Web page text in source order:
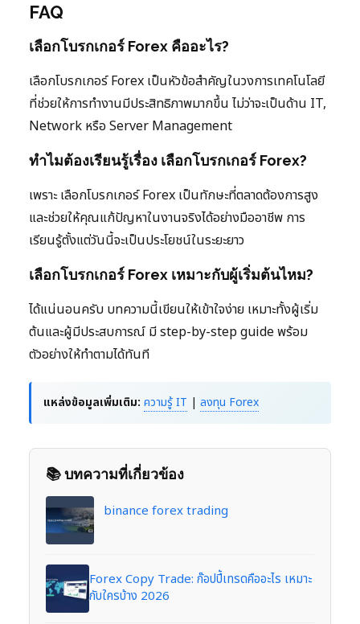
FAQ
เลือกโบรกเกอร์ Forex คืออะไร?
เลือกโบรกเกอร์ Forex เป็นหัวข้อสำคัญในวงการเทคโนโลยี
ที่ช่วยให้การทำงานมีประสิทธิภาพมากขึ้น ไม่ว่าจะเป็นด้าน IT,
Network หรือ Server Management
ทำไมต้องเรียนรู้เรื่อง เลือกโบรกเกอร์ Forex?
เพราะ เลือกโบรกเกอร์ Forex เป็นทักษะที่ตลาดต้องการสูง
และช่วยให้คุณแก้ปัญหาในงานจริงได้อย่างมืออาชีพ การ
เรียนรู้ตั้งแต่วันนี้จะเป็นประโยชน์ในระยะยาว
เลือกโบรกเกอร์ Forex เหมาะกับผู้เริ่มต้นไหม?
ได้แน่นอนครับ บทความนี้เขียนให้เข้าใจง่าย เหมาะทั้งผู้เริ่ม
ต้นและผู้มีประสบการณ์ มี step-by-step guide พร้อม
ตัวอย่างให้ทำตามได้ทันที
แหล่งข้อมูลเพิ่มเติม: ความรู้ IT | ลงทุน Forex
📚 บทความที่เกี่ยวข้อง
binance forex trading
Forex Copy Trade: ก๊อปปี้เทรดคืออะไร เหมาะ
กับใครบ้าง 2026